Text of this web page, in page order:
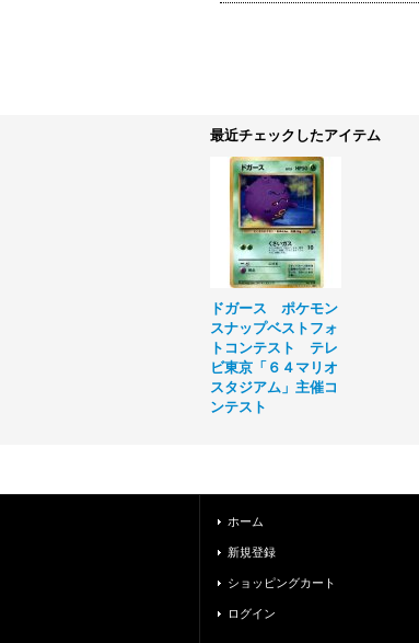
最近チェックしたアイテム
ドガース ポケモン
スナップベストフォ
トコンテスト テレ
ビ東京「６４マリオ
スタジアム」主催コ
ンテスト
ホーム
新規登録
ショッピングカート
ログイン